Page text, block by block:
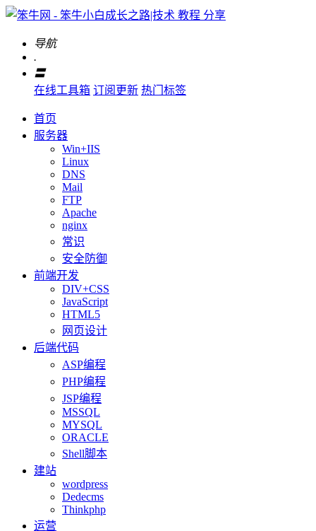
导航
.
〓
在线工具箱 订阅更新 热门标签
首页
服务器
Win+IIS
Linux
DNS
Mail
FTP
Apache
nginx
常识
安全防御
前端开发
DIV+CSS
JavaScript
HTML5
网页设计
后端代码
ASP编程
PHP编程
JSP编程
MSSQL
MYSQL
ORACLE
Shell脚本
建站
wordpress
Dedecms
Thinkphp
运营